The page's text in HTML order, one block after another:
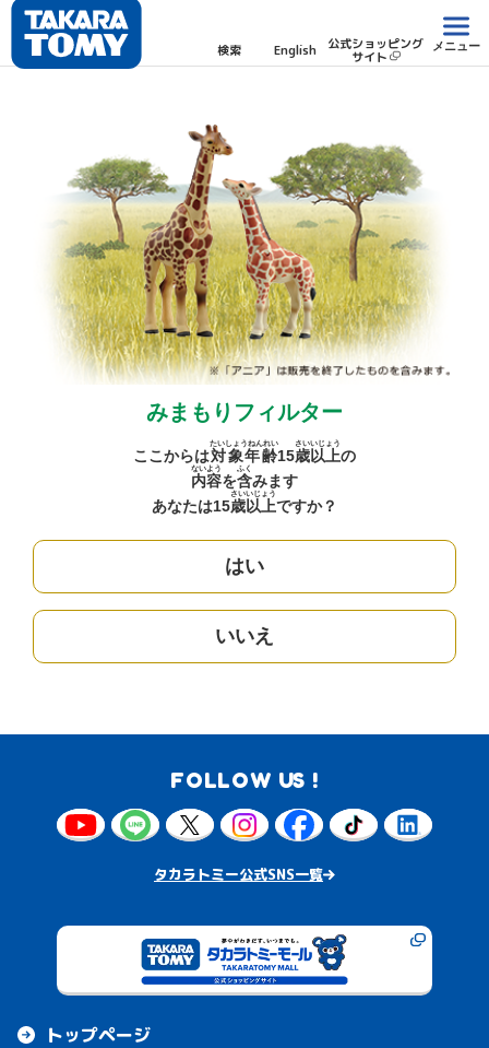
検索 English 公式ショッピング
サイト
メニュー
みまもりフィルター
ここからは対象年齢
たいしょうねんれい
15歳
さい
以上
いじょう
の
内容
ないよう
を含
ふく
みます
あなたは15歳
さい
以上
いじょう
ですか？
はい
いいえ
FOLLOW US !
タカラトミー公式SNS一覧
トップページ